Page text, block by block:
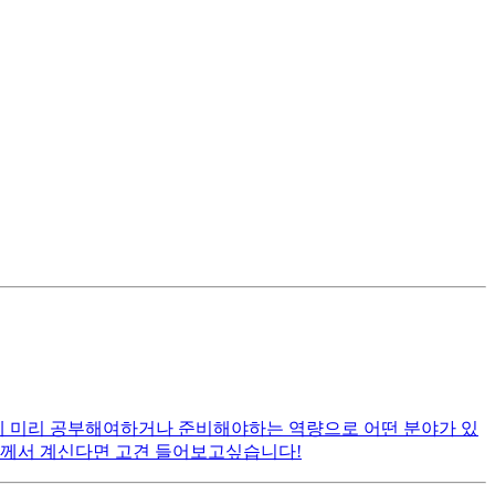
리 공부해여하거나 준비해야하는 역량으로 어떤 분야가 있
서 계신다면 고견 들어보고싶습니다!